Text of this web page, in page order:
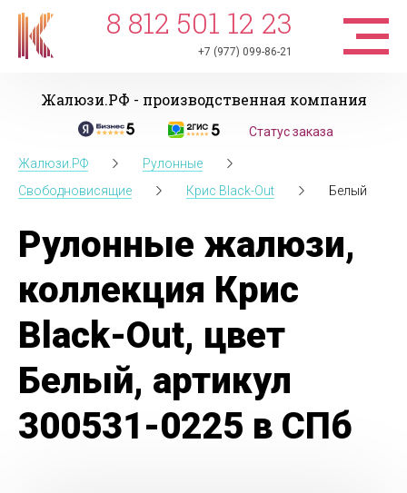
8 812 501 12 23
+7 (977) 099-86-21
Жалюзи.РФ - производственная компания
Статус заказа
Жалюзи.РФ
Рулонные
Свободновисящие
Крис Black-Out Белый
Рулонные жалюзи,
коллекция Крис
Black-Out, цвет
Белый, артикул
300531-0225 в СПб